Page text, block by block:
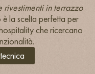
in terrazzo
la scelta perfetta per
che ricercano